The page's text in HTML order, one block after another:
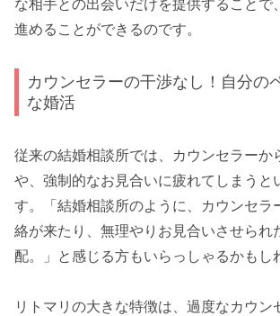
な相手との出会いだけを提供することで
進めることができるのです。
カウンセラーの干渉なし！自分の
な婚活
従来の結婚相談所では、カウンセラーか
や、強制的なお見合いに疲れてしまうと
す。「結婚相談所のように、カウンセラ
絡が来たり、無理やりお見合いさせられ
配。」と感じる方もいらっしゃるかもし
リトマリの大きな特徴は、過度なカウン